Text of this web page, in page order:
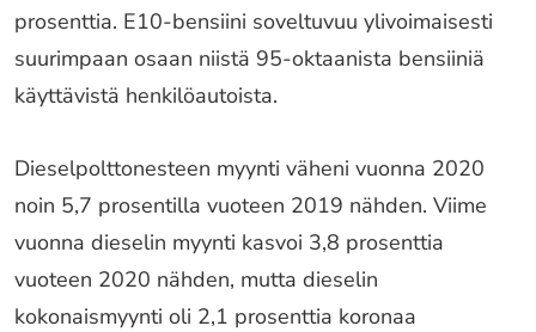
prosenttia. E10-bensiini soveltuvuu ylivoimaisesti
suurimpaan osaan niistä 95-oktaanista bensiiniä
käyttävistä henkilöautoista.
Dieselpolttonesteen myynti väheni vuonna 2020
noin 5,7 prosentilla vuoteen 2019 nähden. Viime
vuonna dieselin myynti kasvoi 3,8 prosenttia
vuoteen 2020 nähden, mutta dieselin
kokonaismyynti oli 2,1 prosenttia koronaa